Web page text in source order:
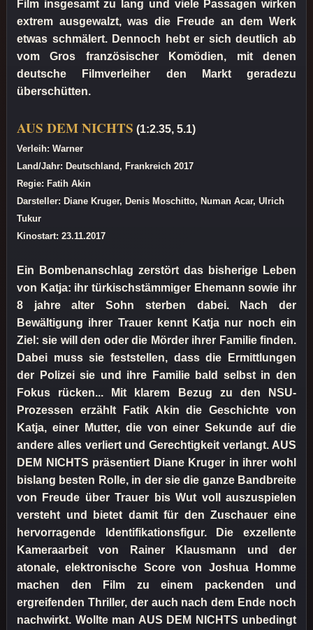
Film insgesamt zu lang und viele Passagen wirken
extrem ausgewalzt, was die Freude an dem Werk
etwas schmälert. Dennoch hebt er sich deutlich ab
vom Gros französischer Komödien, mit denen
deutsche Filmverleiher den Markt geradezu
überschütten.
AUS DEM NICHTS (1:2.35, 5.1)
Verleih: Warner
Land/Jahr: Deutschland, Frankreich 2017
Regie: Fatih Akin
Darsteller: Diane Kruger, Denis Moschitto, Numan Acar, Ulrich
Tukur
Kinostart: 23.11.2017
Ein Bombenanschlag zerstört das bisherige Leben
von Katja: ihr türkischstämmiger Ehemann sowie ihr
8 jahre alter Sohn sterben dabei. Nach der
Bewältigung ihrer Trauer kennt Katja nur noch ein
Ziel: sie will den oder die Mörder ihrer Familie finden.
Dabei muss sie feststellen, dass die Ermittlungen
der Polizei sie und ihre Familie bald selbst in den
Fokus rücken... Mit klarem Bezug zu den NSU-
Prozessen erzählt Fatik Akin die Geschichte von
Katja, einer Mutter, die von einer Sekunde auf die
andere alles verliert und Gerechtigkeit verlangt. AUS
DEM NICHTS präsentiert Diane Kruger in ihrer wohl
bislang besten Rolle, in der sie die ganze Bandbreite
von Freude über Trauer bis Wut voll auszuspielen
versteht und bietet damit für den Zuschauer eine
hervorragende Identifikationsfigur. Die exzellente
Kameraarbeit von Rainer Klausmann und der
atonale, elektronische Score von Joshua Homme
machen den Film zu einem packenden und
ergreifenden Thriller, der auch nach dem Ende noch
nachwirkt. Wollte man AUS DEM NICHTS unbedingt